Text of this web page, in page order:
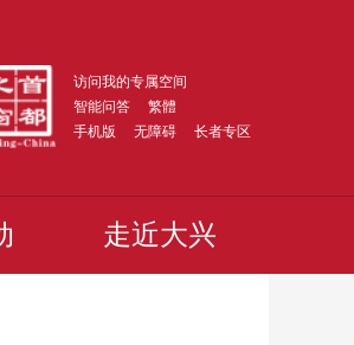
访问我的专属空间
智能问答
繁體
手机版
无障碍 长者专区
走近大兴